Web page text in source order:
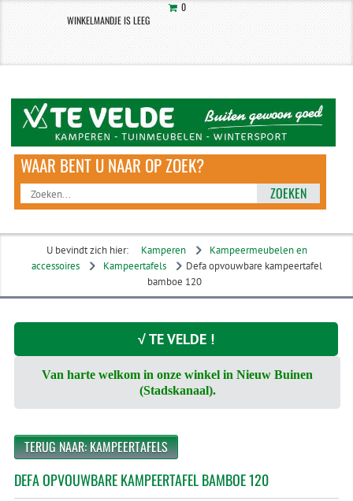
0
WINKELMANDJE IS LEEG
ZOEKEN
U bevindt zich hier: Kamperen
Kampeermeubelen en
accessoires
Kampeertafels
Defa opvouwbare kampeertafel
bamboe 120
√ TE VELDE !
Van harte welkom in onze winkel in Nieuw Buinen
(Stadskanaal).
TERUG NAAR: KAMPEERTAFELS
DEFA OPVOUWBARE KAMPEERTAFEL BAMBOE 120